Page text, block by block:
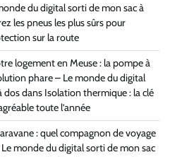
du digital sorti de mon sac à
les pneus les plus sûrs pour
sur la route
logement en Meuse : la pompe à
phare – Le monde du digital
dosdans Isolation thermique : la clé
toute l’année
: quel compagnon de voyage
monde du digital sorti de mon sac